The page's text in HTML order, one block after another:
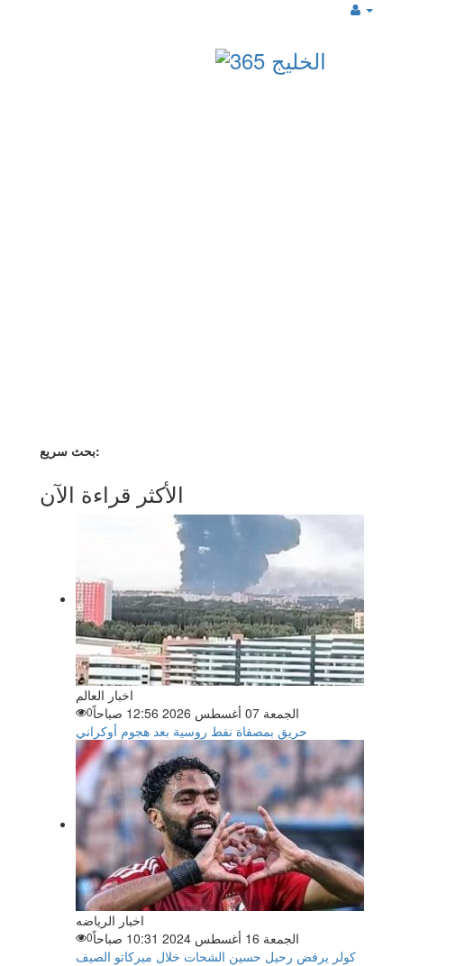
بحث سريع:
الأكثر قراءة الآن
اخبار العالم
الجمعة 07 أغسطس 2026 12:56 صباحاً
0
حريق بمصفاة نفط روسية بعد هجوم أوكراني
اخبار الرياضه
الجمعة 16 أغسطس 2024 10:31 صباحاً
0
كولر يرفض رحيل حسين الشحات خلال ميركاتو الصيف